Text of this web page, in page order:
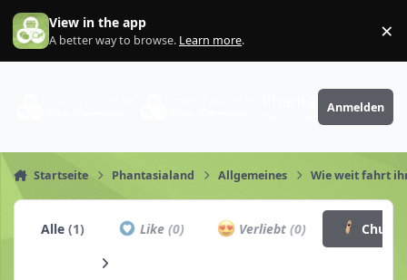
Zum Inhalt springen
View in the app
A better way to browse. Learn more. ×
PhantaFriends.de
Anmelden
Startseite Phantasialand Allgemeines Wie weit fahrt
Alle(1) Like (0) Verliebt(0)